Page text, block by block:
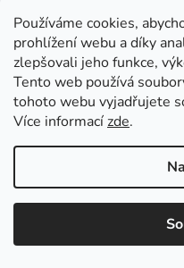
Používáme cookies,
prohlížení webu a díky
zlepšovali jeho funkce,
Tento web používá
tohoto webu vyjadřujete
Více informacízde.
Využijte slevu 100 Kč při
Informace pro vás
Kontakty
Doprava a platba